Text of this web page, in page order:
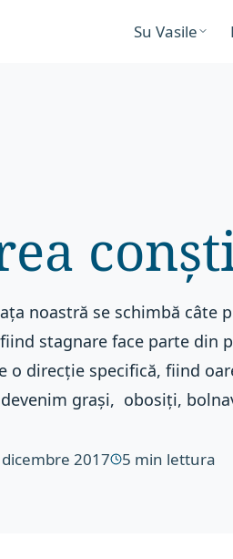
Su Vasile
noastră se schimbă câte
stagnare face parte din
o direcție specifică, fiind
grași, obosiți,
2017 5 min lettura